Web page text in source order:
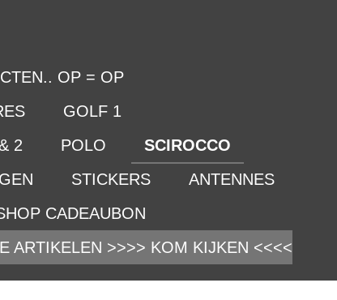
OP = OP
GOLF 1
2 POLO
SCIROCCO
STICKERS
ANTENNES
CADEAUBON
ARTIKELEN >>>> KOM KIJKEN <<<<